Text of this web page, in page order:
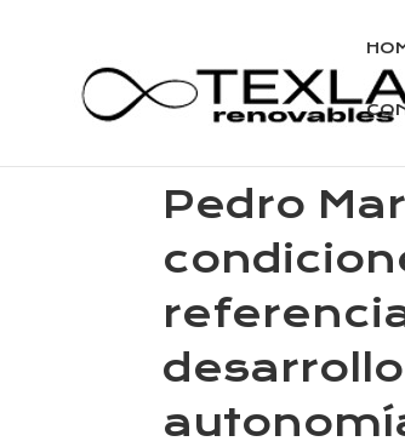
Pedro